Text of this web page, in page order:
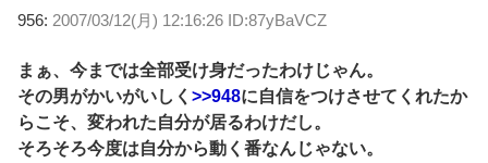
956: 2007/03/12(月) 12:16:26 ID:87yBaVCZ
まぁ、今までは全部受け身だったわけじゃん。
その男がかいがいしく >>948に自信をつけさせてくれたか
らこそ、変われた自分が居るわけだし。
そろそろ今度は自分から動く番なんじゃない。